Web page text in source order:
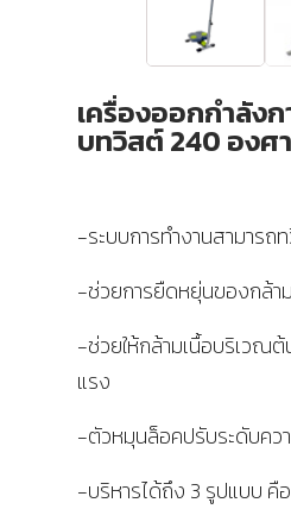
เครื่องออกกำลัง
บทวิสต์ 240 องศา
-ระบบการทำงานสามารถ
-ช่วยการยืดหยุ่นของกล้า
-ช่วยให้กล้ามเนื้อบริเวณต้
แรง
-ตัวหมุนล็อคปรับระดับคว
-บริหารได้ถึง 3 รูปแบบ คื